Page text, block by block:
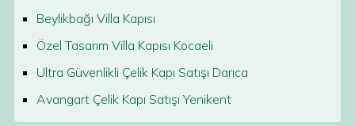
Beylikbağı Villa Kapısı
Özel Tasarım Villa Kapısı Kocaeli
Ultra Güvenlikli Çelik Kapı Satışı Darıca
Avangart Çelik Kapı Satışı Yenikent